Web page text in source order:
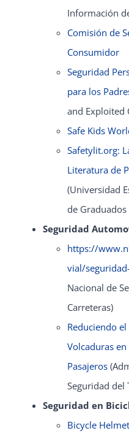
Información
Comisión de
Consumidor
Seguridad
para los
and Exploited
Safe Kids
Safetylit.org:
Literatura de
(Universidad
de
Seguridad
https://
vial/
Nacional de
Carreteras)
Reduciendo
Volcaduras en
Pasajeros
Seguridad del
Seguridad en
Bicycle